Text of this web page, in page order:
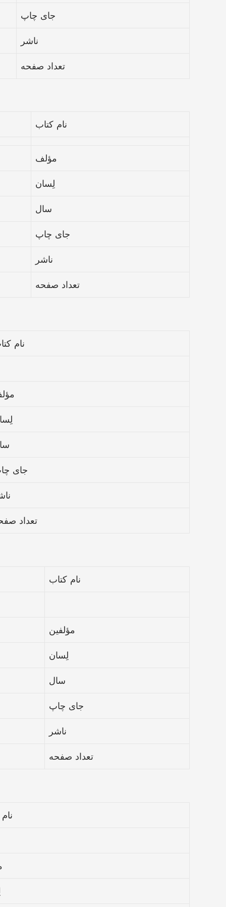
جای چاپ
ناشر
تعداد صفحه
نام کتاب
مؤلف
لِسان
سال
جای چاپ
ناشر
تعداد صفحه
نام
جای
تعداد
نام کتاب
مؤلفین
لِسان
سال
جای چاپ
ناشر
تعداد صفحه